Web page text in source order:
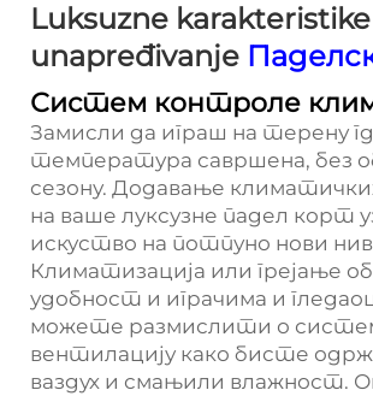
Luksuzne karakteristike
unapređivanje
Систем контроле
Замисли да играш на терену
температура савршена, без
сезону. Додавање
на ваше луксузне падел корт
искуство на потпуно нови
Климатизација или грејање
удобност и играчима и
можете размислити о
вентилацију како бисте
ваздух и смањили влажност.